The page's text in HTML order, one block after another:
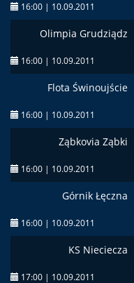
16:00 | 10.09.2011
Olimpia Grudziądz
16:00 | 10.09.2011
Flota Świnoujście
16:00 | 10.09.2011
Ząbkovia Ząbki
16:00 | 10.09.2011
Górnik Łęczna
16:00 | 10.09.2011
KS Nieciecza
17:00 | 10.09.2011